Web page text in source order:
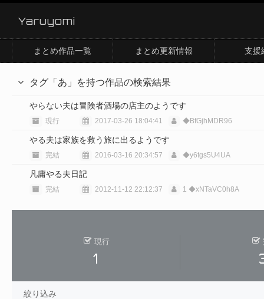
Yaruyomi
まとめ作品一覧 まとめ更新情報 支援
タグ「あ」を持つ作品の検索結果
やらない夫は冒険者酒場の店主のようです
現行 2017-03-26 18:04:41 ◆BfGjhMDR96
やる夫は家族を救う旅に出るようです
完結 2016-03-16 20:34:57 ◆y6tgs5U4UA
凡庸やる夫日記
完結 2012-11-12 22:12:37 1 ◆xNTaVC0h8A
現行
1
絞り込み